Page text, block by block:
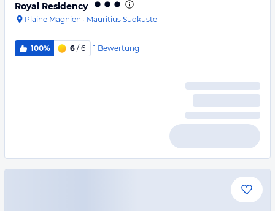
Royal Residency
Plaine Magnien · Mauritius Südküste
100% 6 / 6 1 Bewertung